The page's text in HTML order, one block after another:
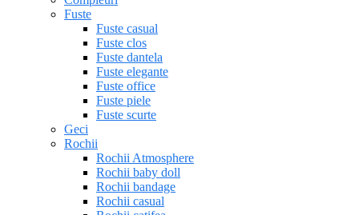
Fuste
Fuste casual
Fuste clos
Fuste dantela
Fuste elegante
Fuste office
Fuste piele
Fuste scurte
Geci
Rochii
Rochii Atmosphere
Rochii baby doll
Rochii bandage
Rochii casual